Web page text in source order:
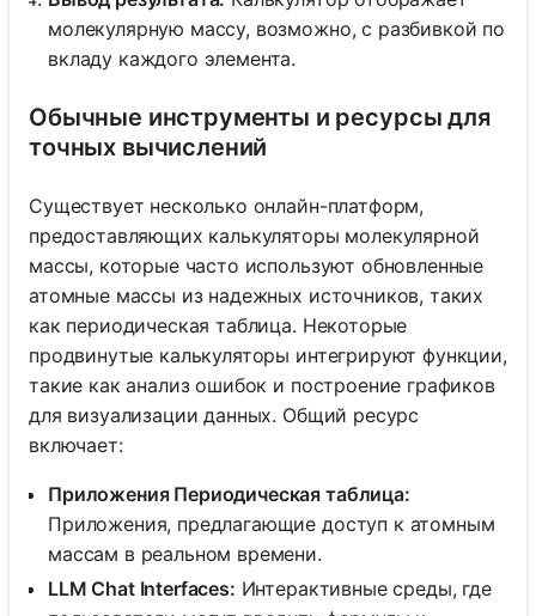
молекулярную массу, возможно, с разбивкой по
вкладу каждого элемента.
Обычные инструменты и ресурсы для
точных вычислений
Существует несколько онлайн-платформ,
предоставляющих калькуляторы молекулярной
массы, которые часто используют обновленные
атомные массы из надежных источников, таких
как периодическая таблица. Некоторые
продвинутые калькуляторы интегрируют функции,
такие как анализ ошибок и построение графиков
для визуализации данных. Общий ресурс
включает:
Приложения Периодическая таблица:
Приложения, предлагающие доступ к атомным
массам в реальном времени.
LLM Chat Interfaces: Интерактивные среды, где